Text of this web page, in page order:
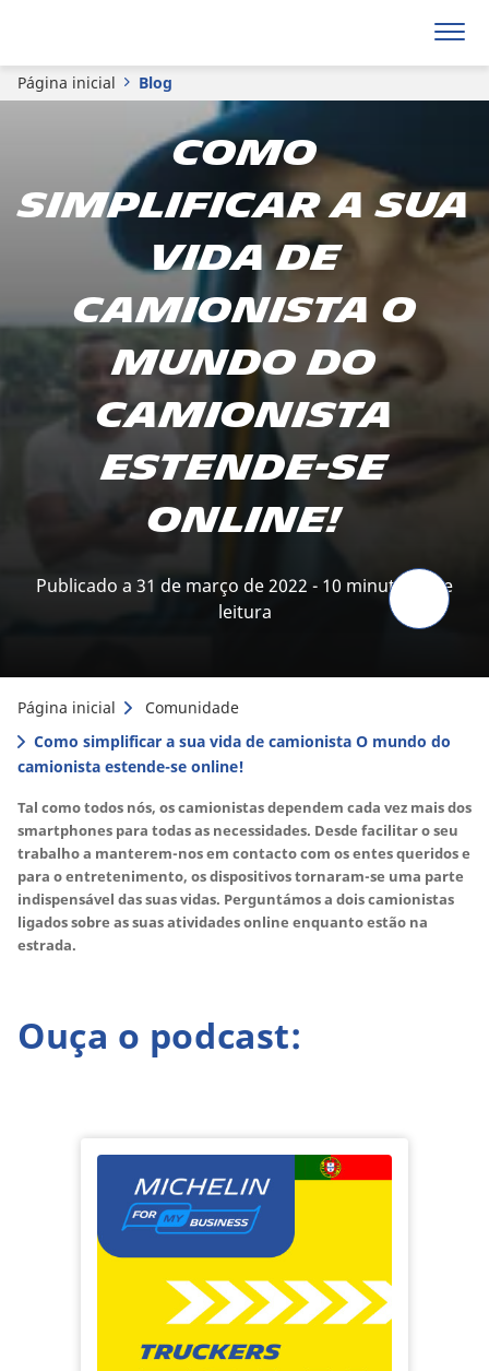
Página inicial Blog
Como
simplificar a sua
vida de
camionista O
mundo do
camionista
estende-se
online!
Publicado a 31 de março de 2022 - 10 minuto(s) de
leitura
Página inicial
Comunidade
Como simplificar a sua vida de camionista O mundo do
camionista estende-se online!
Tal como todos nós, os camionistas dependem cada vez mais dos
smartphones para todas as necessidades. Desde facilitar o seu
trabalho a manterem-nos em contacto com os entes queridos e
para o entretenimento, os dispositivos tornaram-se uma parte
indispensável das suas vidas. Perguntámos a dois camionistas
ligados sobre as suas atividades online enquanto estão na
estrada.
Ouça o podcast: